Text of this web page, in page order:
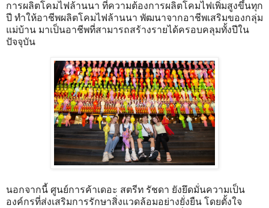
การผลิตโคมไฟล้านนา ที่ความต้องการผลิตโคมไฟเพิ่มสูงขึ้นทุก
ปี ทำให้อาชีพผลิตโคมไฟล้านนา พัฒนาจากอาชีพเสริมของกลุ่ม
แม่บ้าน มาเป็นอาชีพที่สามารถสร้างรายได้ครอบคลุมทั้งปีใน
ปัจจุบัน
นอกจากนี้ ศูนย์การค้าเดอะ สตรีท รัชดา ยังยึดมั่นความเป็น
องค์กรที่ส่งเสริมการรักษาสิ่งแวดล้อมอย่างยั่งยืน โดยตั้งใจ